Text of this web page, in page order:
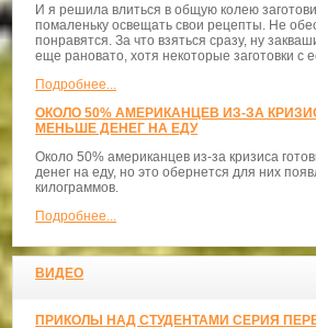
И я решила влиться в общую колею
помаленьку освещать свои рецепты. Не
понравятся. За что взяться сразу, ну
еще рановато, хотя некоторые заготовки с
Подробнее...
ОКОЛО 50% АМЕРИКАНЦЕВ ИЗ-ЗА
МЕНЬШЕ ДЕНЕГ НА ЕДУ
Около 50% американцев из-за кризиса
денег на еду, но это обернется для них
килограммов.
Подробнее...
ВИДЕО
ПРИКОЛЫ НАД СТУДЕНТАМИ СЕРИЯ